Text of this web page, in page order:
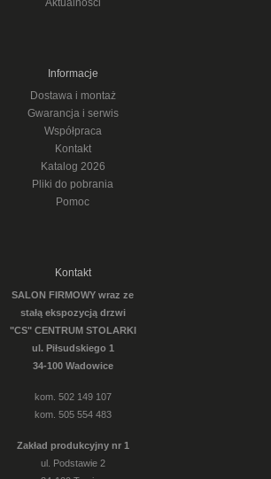
Aktualności
Informacje
Dostawa i montaż
Gwarancja i serwis
Współpraca
Kontakt
Katalog 2026
Pliki do pobrania
Pomoc
Kontakt
SALON FIRMOWY wraz ze
stałą ekspozycją drzwi
"CS" CENTRUM STOLARKI
ul. Piłsudskiego 1
34-100 Wadowice
kom. 502 149 107
kom. 505 554 483
Zakład produkcyjny nr 1
ul. Podstawie 2